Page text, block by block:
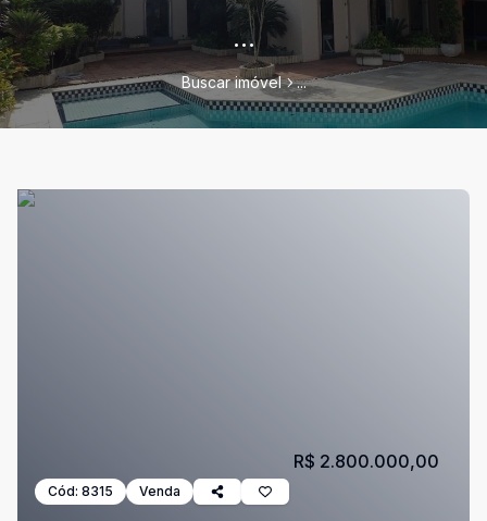
...
Buscar imóvel ...
Cód: 8315 Venda
R$ 2.800.000,00